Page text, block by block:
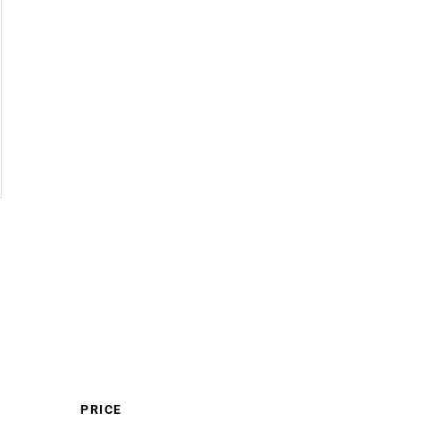
PRICE